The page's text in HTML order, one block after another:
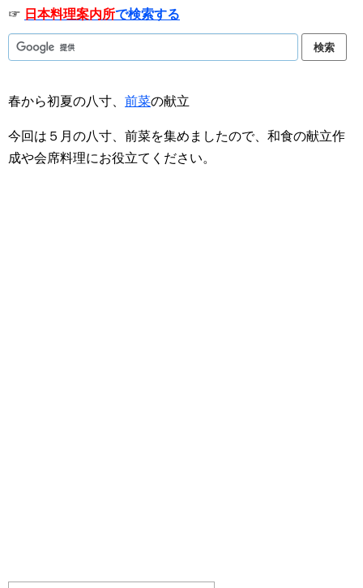
☞ 日本料理案内所で検索する
春から初夏の八寸、 前菜の献立
今回は５月の八寸、前菜を集めましたので、和食の献立作
成や会席料理にお役立てください。